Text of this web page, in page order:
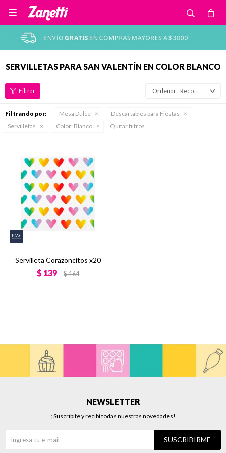

SERVILLETAS PARA SAN VALENTÍN EN COLOR BLANCO
Recomendados
Filtrando por: Mesa Dulce
Descartables para Fiestas
Servilletas
Color: Blanco Quitar filtros
Servilleta Corazoncitos x20
$ 139 $164
NEWSLETTER
¡Suscribite y recibí todas nuestras novedades!
SUSCRIBIRME